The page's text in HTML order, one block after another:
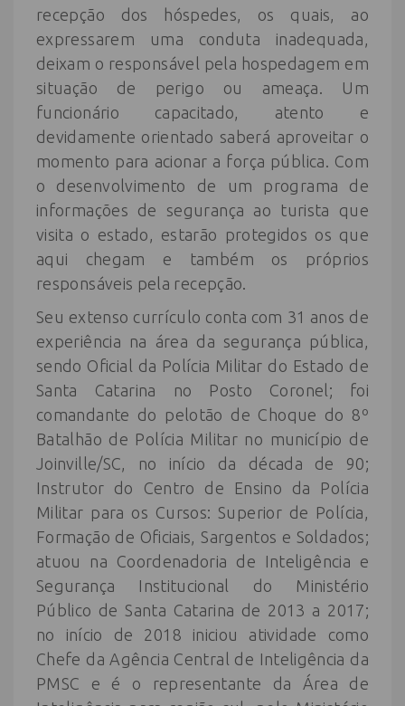
recepção dos hóspedes, os quais, ao
expressarem uma conduta inadequada,
deixam o responsável pela hospedagem em
situação de perigo ou ameaça. Um
funcionário capacitado, atento e
devidamente orientado saberá aproveitar o
momento para acionar a força pública. Com
o desenvolvimento de um programa de
informações de segurança ao turista que
visita o estado, estarão protegidos os que
aqui chegam e também os próprios
responsáveis pela recepção.
Seu extenso currículo conta com 31 anos de
experiência na área da segurança pública,
sendo Oficial da Polícia Militar do Estado de
Santa Catarina no Posto Coronel; foi
comandante do pelotão de Choque do 8º
Batalhão de Polícia Militar no município de
Joinville/SC, no início da década de 90;
Instrutor do Centro de Ensino da Polícia
Militar para os Cursos: Superior de Polícia,
Formação de Oficiais, Sargentos e Soldados;
atuou na Coordenadoria de Inteligência e
Segurança Institucional do Ministério
Público de Santa Catarina de 2013 a 2017;
no início de 2018 iniciou atividade como
Chefe da Agência Central de Inteligência da
PMSC e é o representante da Área de